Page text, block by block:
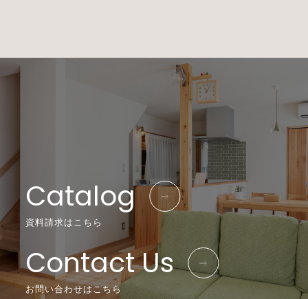
Catalog
資料請求はこちら
Contact Us
お問い合わせはこちら